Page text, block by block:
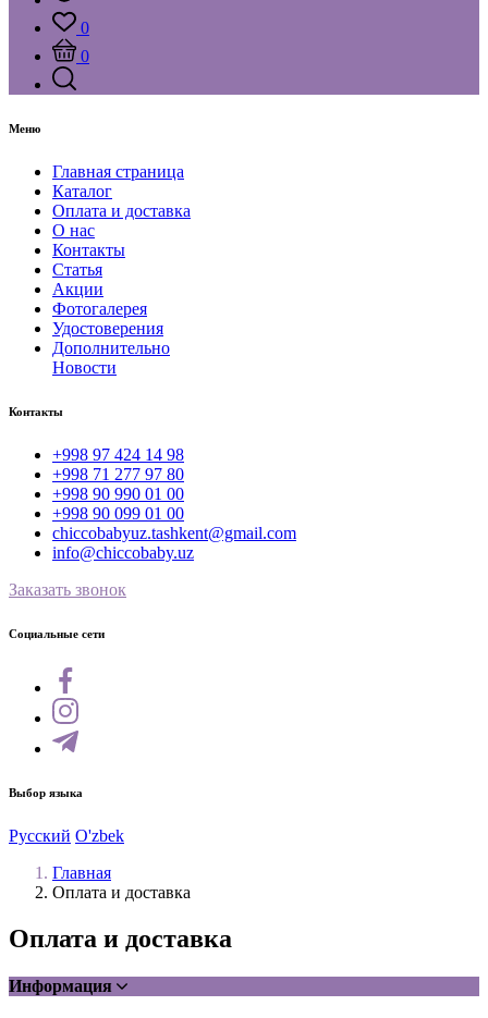
0
0
Меню
Главная страница
Каталог
Оплата и доставка
О нас
Контакты
Статья
Акции
Фотогалерея
Удостоверения
Дополнительно
Новости
Контакты
+998 97 424 14 98
+998 71 277 97 80
+998 90 990 01 00
+998 90 099 01 00
chiccobabyuz.tashkent@gmail.com
info@chiccobaby.uz
Заказать звонок
Социальные сети
Выбор языка
Русский O'zbek
Главная
Оплата и доставка
Оплата и доставка
Информация